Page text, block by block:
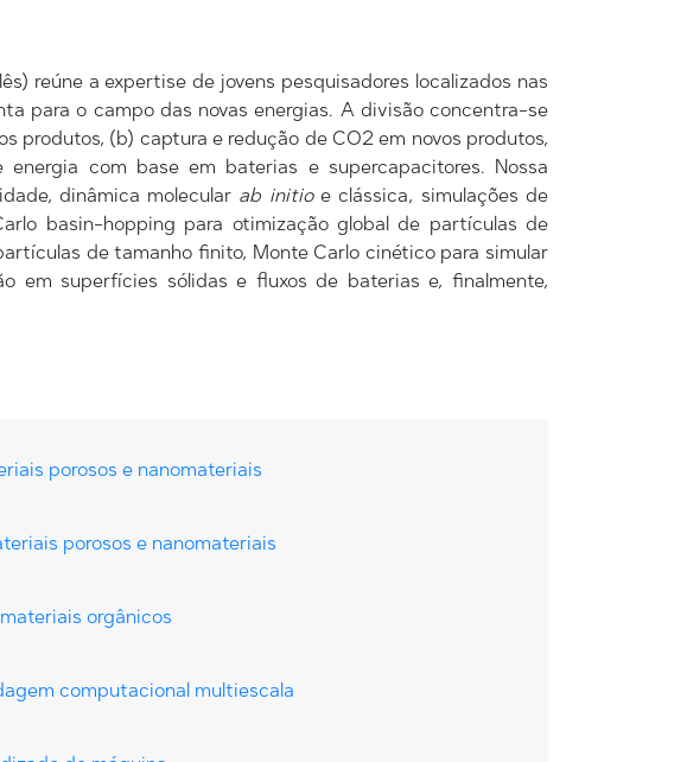
reúne a expertise de jovens pesquisadores localizados nas
para o campo das novas energias. A divisão concentra-se
produtos, (b) captura e redução de CO2 em novos produtos,
com base em baterias e supercapacitores. Nossa
dinâmica molecular ab initioe clássica, simulações de
basin-hopping para otimização global de partículas de
de tamanho finito, Monte Carlo cinético para simular
em superfícies sólidas e fluxos de baterias e, finalmente,
porosos e nanomateriais
porosos e nanomateriais
orgânicos
computacional multiescala